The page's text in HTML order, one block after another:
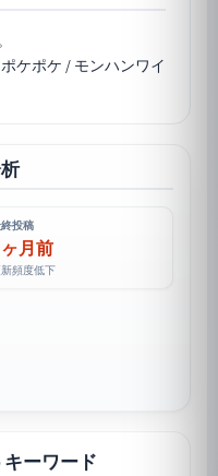
ポケポケ / モンハンワイ
投稿
ヶ月前
頻度低下
ーワード